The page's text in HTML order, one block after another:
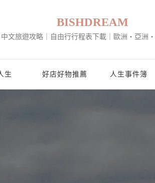
BISHDREAM
中文旅遊攻略｜自由行行程表下載｜歐洲・亞洲
生 好店好物推薦 人生事件簿